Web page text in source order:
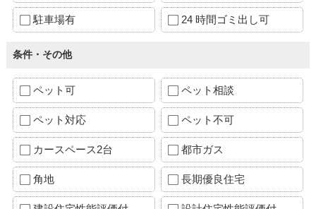
駐車場有 24 時間ゴミ出し可
条件・その他
ペット可 ペット相談
ペット対応 ペット不可
カースペース2台 都市ガス
角地 長期優良住宅